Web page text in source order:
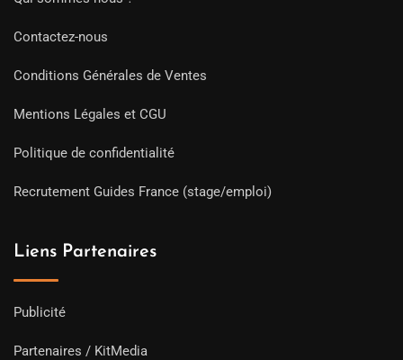
Contactez-nous
Conditions Générales de Ventes
Mentions Légales et CGU
Politique de confidentialité
Recrutement Guides France (stage/emploi)
Liens Partenaires
Publicité
Partenaires / KitMedia